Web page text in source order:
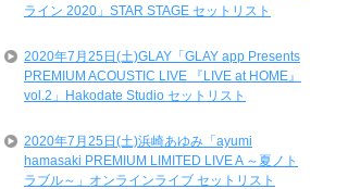
ライン 2020」STAR STAGE セットリスト
2020年7月25日(土)GLAY「GLAY app Presents
PREMIUM ACOUSTIC LIVE 『LIVE at HOME』
vol.2」Hakodate Studio セットリスト
2020年7月25日(土)浜崎あゆみ「ayumi
hamasaki PREMIUM LIMITED LIVE A ～夏ノト
ラブル～」オンラインライブ セットリスト